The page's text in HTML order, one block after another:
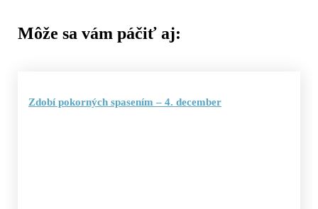
Môže sa vám páčiť aj:
Zdobí pokorných spasením – 4. december